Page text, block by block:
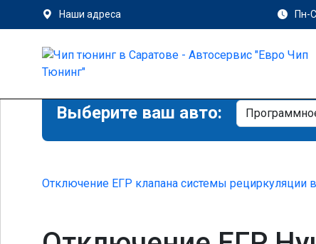
Наши адреса Пн-
Выберите ваш авто:
Отключение ЕГР клапана системы рециркуляции